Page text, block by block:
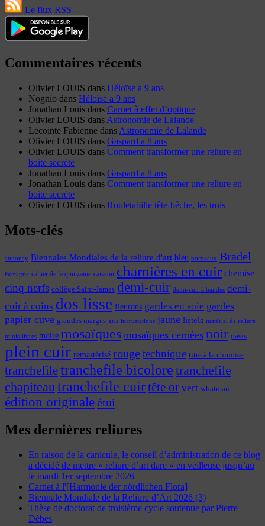
Le flux RSS
Commentaires récents
Olivier LOUIS dans Héloïse a 9 ans
Nognio dans Héloïse a 9 ans
Jonathan Louis dans Carnet à effet d’optique
Olivier LOUIS dans Astronomie de Lalande
Lecointe Fabienne dans Astronomie de Lalande
Olivier LOUIS dans Gaspard a 8 ans
Olivier LOUIS dans Comment transformer une reliure en
boite secrète
Jonathan Louis dans Gaspard a 8 ans
Jonathan Louis dans Comment transformer une reliure en
boite secrète
Olivier LOUIS dans Rouletabille tête-bêche, les trois
Mots-clés
annonay Biennales Mondiales de la reliure d'art bleu bordeaux Bradel
Bretagne cahier de la quinzaine caisson charnières en cuir chemise
cinq nerfs collège Saint-James demi-cuir demi-cuir à bandes demi-
cuir à coins dos lisse fleurons gardes en soie gardes
papier cuve grandes marges gris incrustations jaune listels matériel de reliure
minis-livres moire mosaïques mosaïques cernées noir oasis
plein cuir remastérisé rougetechnique titre à la chinoise
tranchefiletranchefile bicolore tranchefile
chapiteautranchefile cuirtête or vert whatman
édition originaleétui
Mes dernières reliures
En raison de la canicule, le conseil d’administration de ce blog
a décidé de mettre « reliure d’art dare » en veilleuse jusqu’au
le mardi 1er septembre 2026
Carnet à l'[Harmonie der nördlichen Flora]
Biennale Mondiale de la Reliure d’Art 2026 (3)
Thèse de doctorat de troisième cycle soutenue par Pierre
Dèbes